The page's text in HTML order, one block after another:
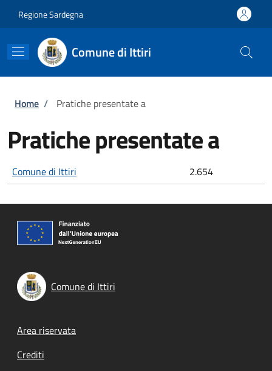
Regione Sardegna
Comune di Ittiri
Briciole di pane
Home / Pratiche presentate a
Pratiche presentate a
Comune di Ittiri 2.654
Comune di Ittiri
Footer menu
Area riservata
Crediti